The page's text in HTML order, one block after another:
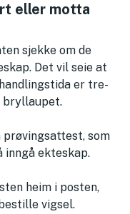
eller motta
sjekke om de
Det vil seie at
er tre-
bryllaupet.
som
ekteskap.
heim i posten,
vigsel.